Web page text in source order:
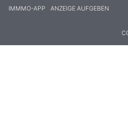
IMMMO-APP
ANZEIGE AUFGEBEN